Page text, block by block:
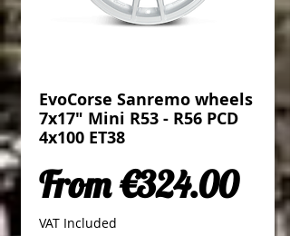
EvoCorse Sanremo wheels
7x17" Mini R53 - R56 PCD
4x100 ET38
From€324.00
VAT Included